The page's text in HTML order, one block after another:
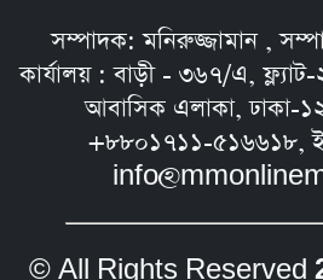
সম্পাদক: মনিরুজ্জামান ,
কার্যালয় : বাড়ী - ৩৬৭/এ,
আবাসিক এলাকা, ঢাকা-
+৮৮০১৭১১-৫১৬৬১৮,
© All Rights Reserved